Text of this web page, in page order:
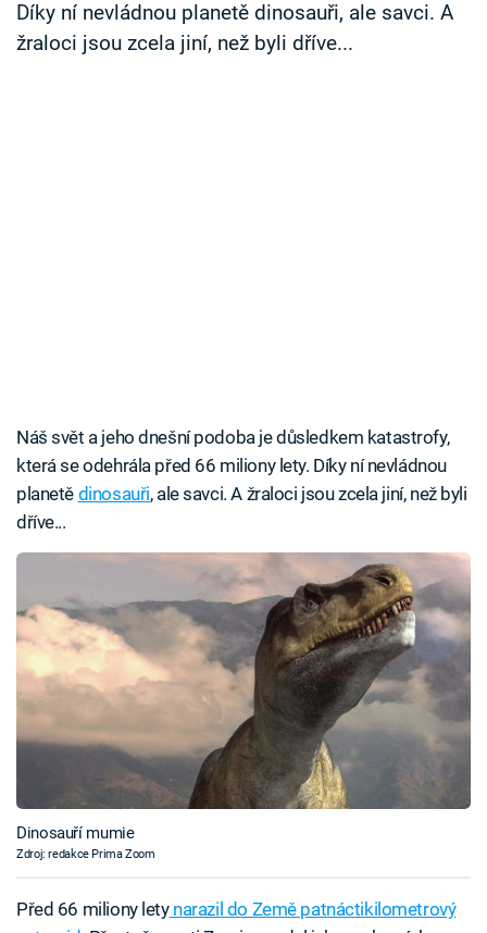
Díky ní nevládnou planetě dinosauři, ale savci. A
žraloci jsou zcela jiní, než byli dříve...
Náš svět a jeho dnešní podoba je důsledkem katastrofy,
která se odehrála před 66 miliony lety. Díky ní nevládnou
planetě dinosauři, ale savci. A žraloci jsou zcela jiní, než byli
dříve...
Dinosauří mumie
Zdroj: redakce Prima Zoom
Před 66 miliony letynarazil do Země patnáctikilometrový